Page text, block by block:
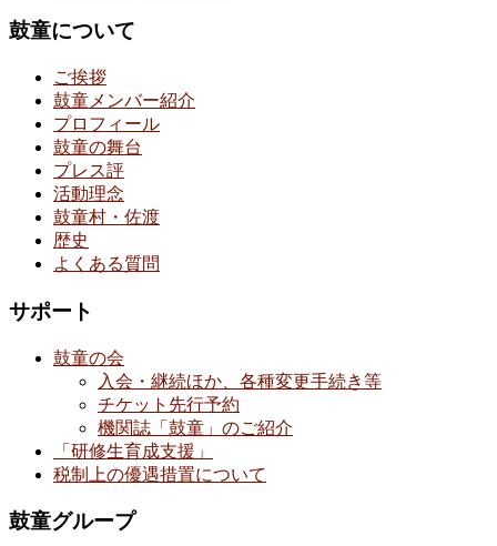
鼓童について
ご挨拶
鼓童メンバー紹介
プロフィール
鼓童の舞台
プレス評
活動理念
鼓童村・佐渡
歴史
よくある質問
サポート
鼓童の会
入会・継続ほか、各種変更手続き等
チケット先行予約
機関誌「鼓童」のご紹介
「研修生育成支援」
税制上の優遇措置について
鼓童グループ